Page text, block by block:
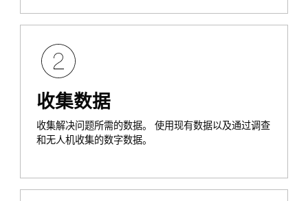
收集数据
收集解决问题所需的数据。 使用现有数据以及通过调查
和无人机收集的数字数据。